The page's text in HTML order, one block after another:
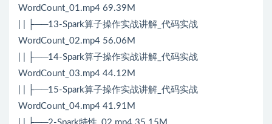
WordCount_01.mp4 69.39M
| | ├──13-Spark算子操作实战讲解_代码实战
WordCount_02.mp4 56.06M
| | ├──14-Spark算子操作实战讲解_代码实战
WordCount_03.mp4 44.12M
| | ├──15-Spark算子操作实战讲解_代码实战
WordCount_04.mp4 41.91M